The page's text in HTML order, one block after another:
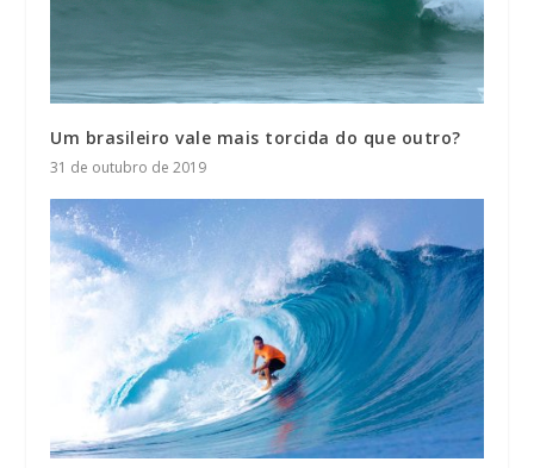
Um brasileiro vale mais torcida do que outro?
31 de outubro de 2019